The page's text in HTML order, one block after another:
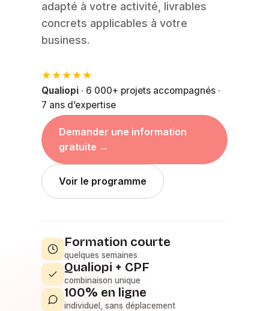
adapté à votre activité, livrables
concrets applicables à votre
business.
★★★★★
Qualiopi· 6 000+ projets accompagnés ·
7 ans d’expertise
Demander une information
gratuite →
Voir le programme
Formation courte
quelques semaines
Qualiopi + CPF
combinaison unique
100% en ligne
individuel, sans déplacement